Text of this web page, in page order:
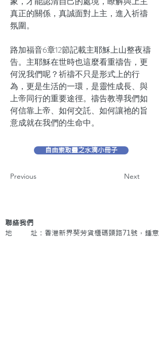
真正的關係，真誠面對上主，進入祈禱
氛圍。
路加福音6章12節記載主耶穌上山整夜禱
告。主耶穌在世時也這麼看重禱告，更
何況我們呢？祈禱不只是形式上的行
為，更是生活的一環，是靈性成長、與
上帝同行的重要途徑。禱告教導我們如
何信靠上帝、如何交託、如何讓祂的旨
意成就在我們的生命中。
自由索取靈之水滴小冊子
Previous Next
聯絡我們
地 址：香港新界葵芳貨櫃碼頭路71號，鍾意